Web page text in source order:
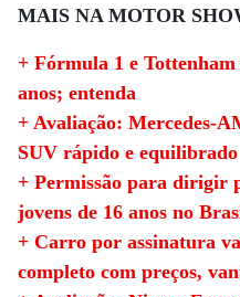
MAIS NA MOTOR
+ Fórmula 1 e
anos; entenda
+ Avaliação: Mercedes-
SUV rápido e equilibrado
+ Permissão para dirigir
jovens de 16 anos no
+ Carro por assinatura
completo com preços,